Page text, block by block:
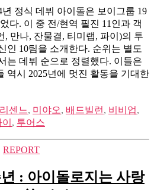
정식 데뷔 아이돌은 보이그룹 19
다. 이 중 전/현역 필진 11인과 객
, 만나, 잔물결, 티미랩, 파이)의 투
인 10팀을 소개한다. 순위는 별도
는 데뷔 순으로 정렬했다. 이들은
역시 2025년에 멋진 활동을 기대한
리센느, 미야오, 배드빌런 , 비비업,
, 투어스
Categories
REPORT
: 아이돌로지는 사랑